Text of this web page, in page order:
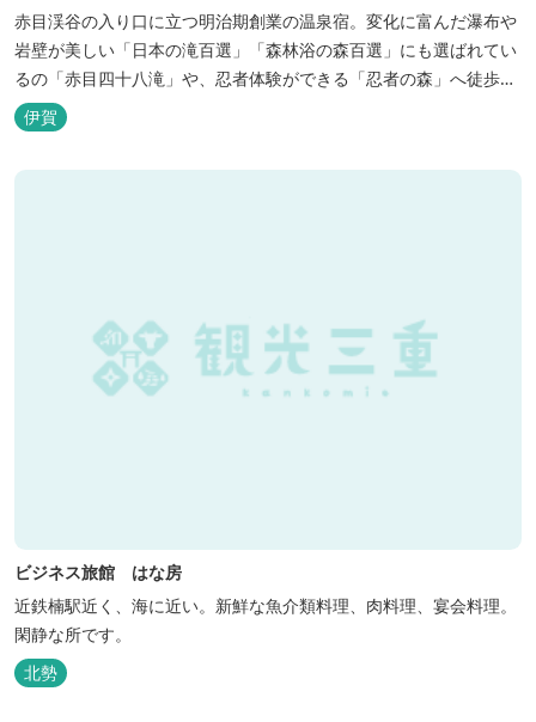
赤目渓谷の入り口に立つ明治期創業の温泉宿。変化に富んだ瀑布や
岩壁が美しい「日本の滝百選」「森林浴の森百選」にも選ばれてい
るの「赤目四十八滝」や、忍者体験ができる「忍者の森」へ徒歩５
分と観光にも好立地です。 地下１０００メートルから湧くアルカリ
性単純温泉はしっとり滑らかな肌触りで美肌効果も期待できます。
伊賀
ビジネス旅館 はな房
近鉄楠駅近く、海に近い。新鮮な魚介類料理、肉料理、宴会料理。
閑静な所です。
北勢